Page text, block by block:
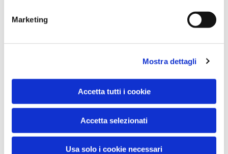
Marketing
Mostra dettagli
Accetta tutti i cookie
Accetta selezionati
Usa solo i cookie necessari